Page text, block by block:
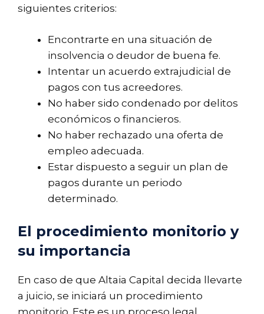
siguientes criterios:
Encontrarte en una situación de
insolvencia o deudor de buena fe.
Intentar un acuerdo extrajudicial de
pagos con tus acreedores.
No haber sido condenado por delitos
económicos o financieros.
No haber rechazado una oferta de
empleo adecuada.
Estar dispuesto a seguir un plan de
pagos durante un periodo
determinado.
El procedimiento monitorio y
su importancia
En caso de que Altaia Capital decida llevarte
a juicio, se iniciará un procedimiento